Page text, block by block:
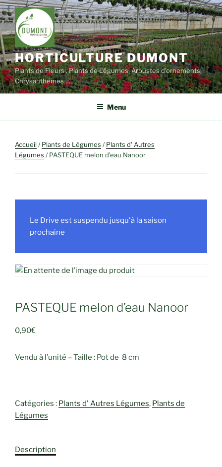
Aller
au
contenu
principal
HORTICULTURE DUMONT
Plants de Fleurs , Plants de Légumes, Arbustes d'ornements,
Chrysanthèmes……
Menu
Accueil/Plants de Légumes /Plants d' Autres
Légumes / PASTEQUE melon d’eau Nanoor
Le Drive est suspendu jusqu'à la saison
prochaine
PASTEQUE melon d’eau Nanoor
0,90€
Vendu à l’unité – Taille : Pot de 8 cm
Catégories : Plants d' Autres Légumes, Plants de
Légumes
Description